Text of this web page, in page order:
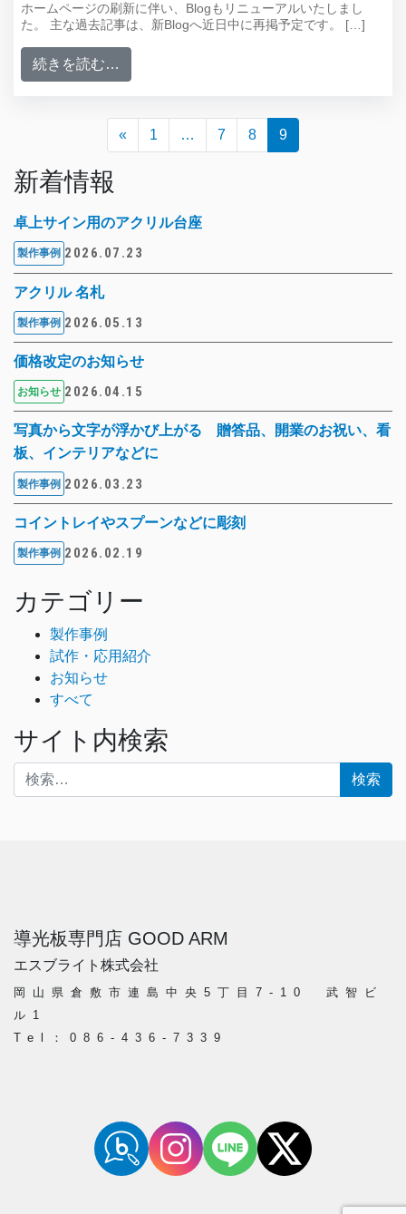
ホームページの刷新に伴い、Blogもリニューアルいたしまし
た。 主な過去記事は、新Blogへ近日中に再掲予定です。 […]
続きを読む…
投稿ナビゲーション
« 1 … 7 8 9
新着情報
卓上サイン用のアクリル台座
製作事例 2026.07.23
アクリル 名札
製作事例 2026.05.13
価格改定のお知らせ
お知らせ 2026.04.15
写真から文字が浮かび上がる 贈答品、開業のお祝い、看
板、インテリアなどに
製作事例 2026.03.23
コイントレイやスプーンなどに彫刻
製作事例 2026.02.19
カテゴリー
製作事例
試作・応用紹介
お知らせ
すべて
サイト内検索
検索:
導光板専門店 GOOD ARM
エスブライト株式会社
岡山県倉敷市連島中央5丁目7-10 武智ビ
ル1
Tel：086-436-7339